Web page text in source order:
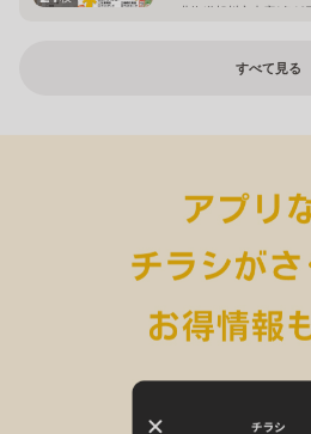
北海道旭川市末広1条10
すべて見る